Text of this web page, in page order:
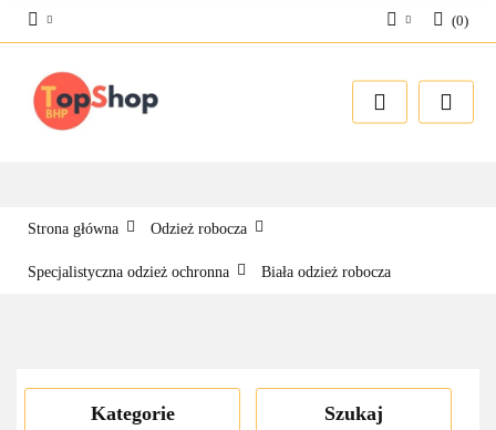
Zarejestruj się
(0)
Strona główna Odzież robocza
Specjalistyczna odzież ochronna Biała odzież robocza
Kategorie Szukaj